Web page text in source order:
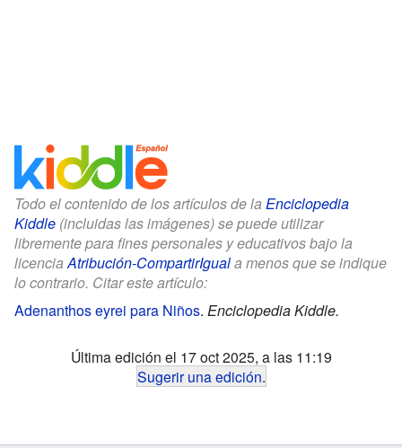
Todo el contenido de los artículos de la Enciclopedia
Kiddle (incluidas las imágenes) se puede utilizar
libremente para fines personales y educativos bajo la
licenciaAtribución-CompartirIguala menos que se indique
lo contrario. Citar este artículo:
Adenanthos eyrei para Niños. Enciclopedia Kiddle.
Última edición el 17 oct 2025, a las 11:19
Sugerir una edición.